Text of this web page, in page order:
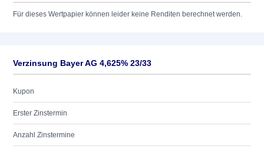
Für dieses Wertpapier können leider keine Renditen berechnet werden.
Verzinsung Bayer AG 4,625% 23/33
Kupon
Erster Zinstermin
Anzahl Zinstermine